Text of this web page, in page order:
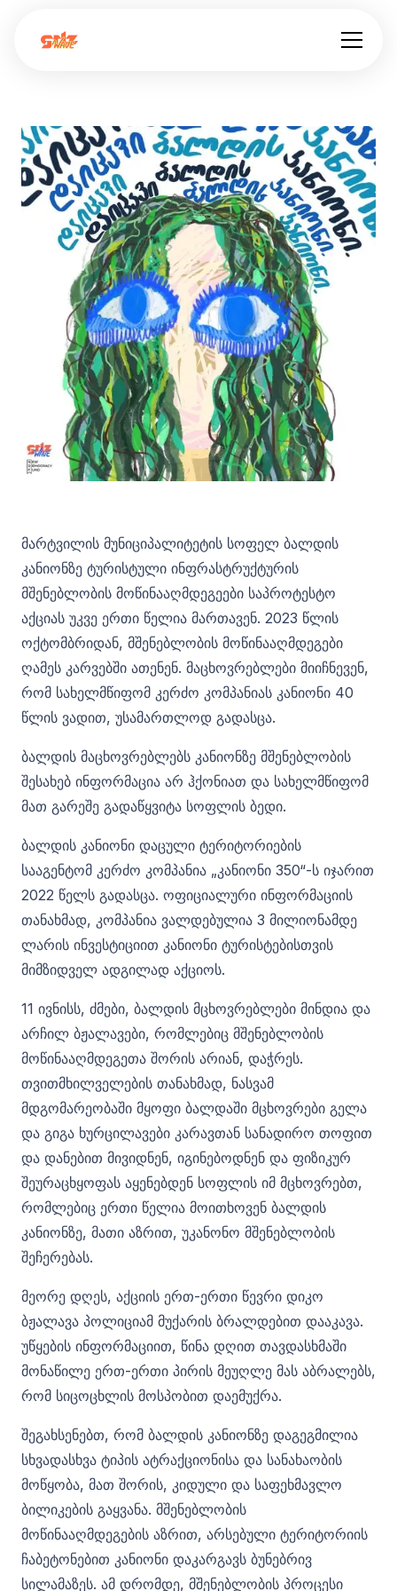
მარტვილის მუნიციპალიტეტის სოფელ ბალდის
კანიონზე ტურისტული ინფრასტრუქტურის
მშენებლობის მოწინააღმდეგეები საპროტესტო
აქციას უკვე ერთი წელია მართავენ. 2023 წლის
ოქტომბრიდან, მშენებლობის მოწინააღმდეგები
ღამეს კარვებში ათენენ. მაცხოვრებლები მიიჩნევენ,
რომ სახელმწიფომ კერძო კომპანიას კანიონი 40
წლის ვადით, უსამართლოდ გადასცა.
ბალდის მაცხოვრებლებს კანიონზე მშენებლობის
შესახებ ინფორმაცია არ ჰქონიათ და სახელმწიფომ
მათ გარეშე გადაწყვიტა სოფლის ბედი.
ბალდის კანიონი დაცული ტერიტორიების
სააგენტომ კერძო კომპანია „კანიონი 350“-ს იჯარით
2022 წელს გადასცა. ოფიციალური ინფორმაციის
თანახმად, კომპანია ვალდებულია 3 მილიონამდე
ლარის ინვესტიციით კანიონი ტურისტებისთვის
მიმზიდველ ადგილად აქციოს.
11 ივნისს, ძმები, ბალდის მცხოვრებლები მინდია და
არჩილ ბჟალავები, რომლებიც მშენებლობის
მოწინააღმდეგეთა შორის არიან, დაჭრეს.
თვითმხილველების თანახმად, ნასვამ
მდგომარეობაში მყოფი ბალდაში მცხოვრები გელა
და გიგა ხურცილავები კარავთან სანადირო თოფით
და დანებით მივიდნენ, იგინებოდნენ და ფიზიკურ
შეურაცხყოფას აყენებდენ სოფლის იმ მცხოვრებთ,
რომლებიც ერთი წელია მოითხოვენ ბალდის
კანიონზე, მათი აზრით, უკანონო მშენებლობის
შეჩერებას.
მეორე დღეს, აქციის ერთ-ერთი წევრი დიკო
ბჟალავა პოლიციამ მუქარის ბრალდებით დააკავა.
უწყების ინფორმაციით, წინა დღით თავდასხმაში
მონაწილე ერთ-ერთი პირის მეუღლე მას აბრალებს,
რომ სიცოცხლის მოსპობით დაემუქრა.
შეგახსენებთ, რომ ბალდის კანიონზე დაგეგმილია
სხვადასხვა ტიპის ატრაქციონისა და სანახაობის
მოწყობა, მათ შორის, კიდული და საფეხმავლო
ბილიკების გაყვანა. მშენებლობის
მოწინააღმდეგების აზრით, არსებული ტერიტორიის
ჩაბეტონებით კანიონი დაკარგავს ბუნებრივ
სილამაზეს. ამ დრომდე, მშენებლობის პროცესი